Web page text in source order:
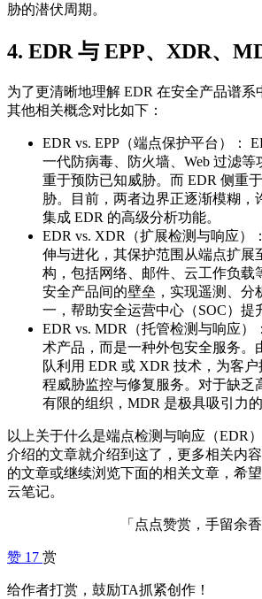
胁的潜伏周期。
4. EDR 与 EPP、XDR、
为了更清晰地理解 EDR 在安全产品谱系
其他相关概念对比如下：
EDR vs. EPP（端点保护平台）：
一代防病毒、防火墙、Web 过滤等
重于预防已知威胁。而 EDR 侧重
胁。目前，两者边界正逐渐模糊，
集成 EDR 的高级分析功能。
EDR vs. XDR（扩展检测与响应）
伸与进化，其保护范围从端点扩展
构，包括网络、邮件、云工作负载
安全产品间的壁垒，实现遥测、分
一，帮助安全运营中心（SOC）提
EDR vs. MDR（托管检测与响应）
术产品，而是一种外包安全服务。
队利用 EDR 或 XDR 技术，为客
程威胁监控与修复服务。对于缺乏
有限的组织，MDR 是极具吸引力的
以上关于什么是端点检测与响应（EDR
介绍的文章就介绍到这了，更多相关内
的文章或继续浏览下面的相关文章，希
云笔记。
「点点赞赏，手留余香
赞 17 赏
给作者打赏，鼓励TA抓紧创作！